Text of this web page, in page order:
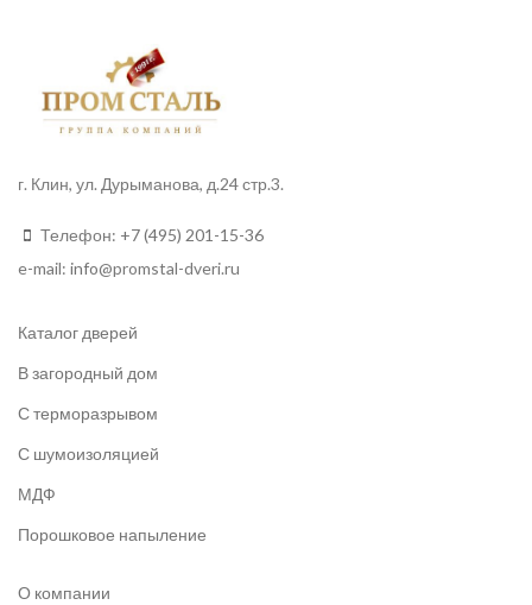
г. Клин, ул. Дурыманова, д.24 стр.3.
Телефон: +7 (495) 201-15-36
e-mail: info@promstal-dveri.ru
Каталог дверей
В загородный дом
С терморазрывом
С шумоизоляцией
МДФ
Порошковое напыление
О компании